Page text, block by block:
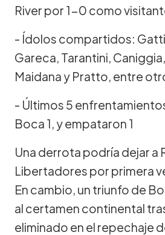
River por 1-0 como
- Ídolos compartidos:
Gareca, Tarantini,
Maidana y Pratto, entre
- Últimos 5
Boca 1, y empataron 1
Una derrota podría dejar a
Libertadores por primera
En cambio, un triunfo de
al certamen continental
eliminado en el repechaje